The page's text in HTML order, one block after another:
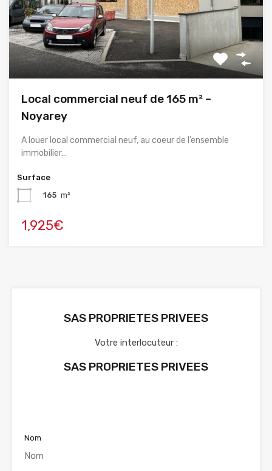
Local commercial neuf de 165 m² –
Noyarey
A louer local commercial neuf, au coeur de l’ensemble
immobilier…
Surface
165 m²
1,925€
SAS PROPRIETES PRIVEES
Votre interlocuteur :
SAS PROPRIETES PRIVEES
Nom